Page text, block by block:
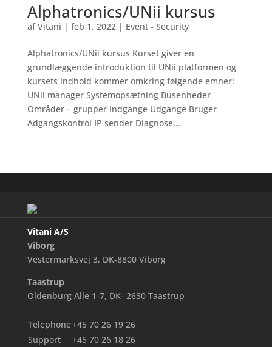
Alphatronics/UNii kursus
afVitani | feb 1, 2022| Event - Security
Alphatronics/UNii kursus Kurset giver en
grundlæggende introduktion til UNii platformen og
kursets indhold kommer omkring følgende emner:
UNii manager Systemopsætning Busenheder
Områder – grupper Indgange Udgange Bruger
Adgangskontrol IP sender Diagnose...
Vitani A/S
Viborg
Vestermarksvej 3, DK-8800 Viborg
Taastrup
Oldenburg Alle 1-7, DK- 2630 Taastrup
Telephone+45 70 26 19 26
Support
+45 70 26 18 26